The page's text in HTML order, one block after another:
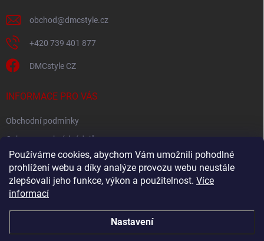
Používáme cookies, abychom Vám umožnili pohodlné
prohlížení webu a díky analýze provozu webu neustále
zlepšovali jeho funkce, výkon a použitelnost. Více
informací
Nastavení
obchod@dmcstyle.cz
+420 739 401 877
DMCstyle CZ
INFORMACE PRO VÁS
Obchodní podmínky
Ochrana osobních údajů
FACEBOOK